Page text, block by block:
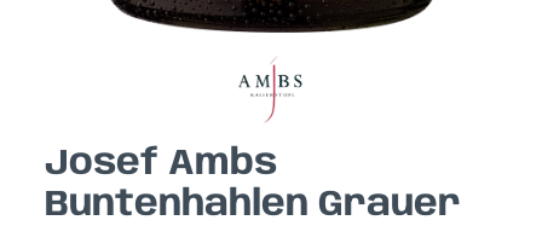
Josef Ambs
Buntenhahlen Grauer